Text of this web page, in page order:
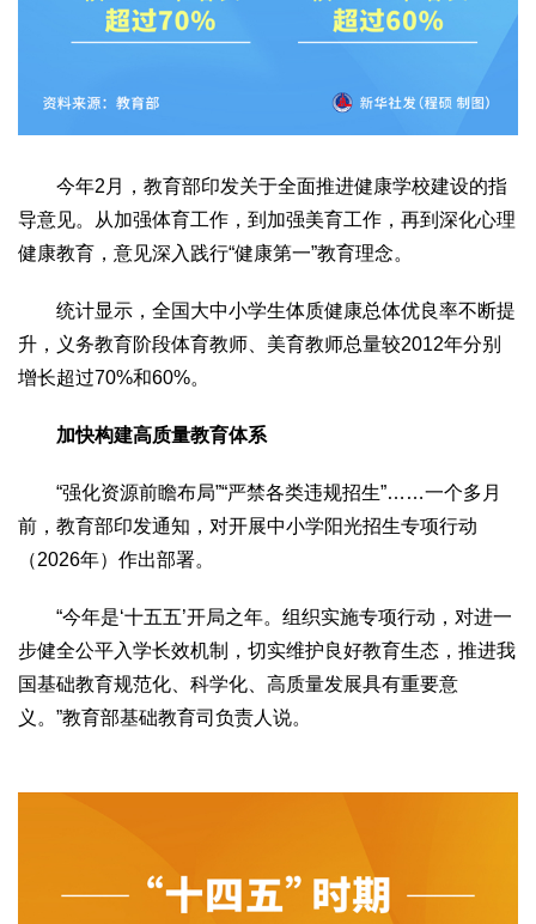
今年2月，教育部印发关于全面推进健康学校建设的指
导意见。从加强体育工作，到加强美育工作，再到深化心理
健康教育，意见深入践行“健康第一”教育理念。
统计显示，全国大中小学生体质健康总体优良率不断提
升，义务教育阶段体育教师、美育教师总量较2012年分别
增长超过70%和60%。
加快构建高质量教育体系
“强化资源前瞻布局”“严禁各类违规招生”……一个多月
前，教育部印发通知，对开展中小学阳光招生专项行动
（2026年）作出部署。
“今年是‘十五五’开局之年。组织实施专项行动，对进一
步健全公平入学长效机制，切实维护良好教育生态，推进我
国基础教育规范化、科学化、高质量发展具有重要意
义。”教育部基础教育司负责人说。